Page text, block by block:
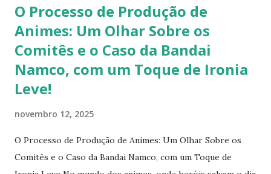
O Processo de Produção de
Animes: Um Olhar Sobre os
Comitês e o Caso da Bandai
Namco, com um Toque de Ironia
Leve!
novembro 12, 2025
O Processo de Produção de Animes: Um Olhar Sobre os
Comitês e o Caso da Bandai Namco, com um Toque de